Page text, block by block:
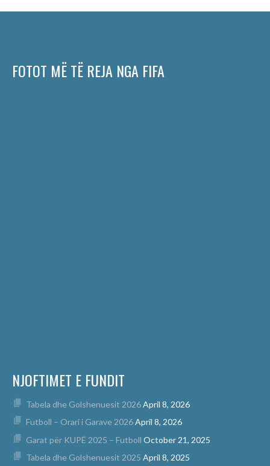
FOTOT MË TË REJA NGA FIFA
NJOFTIMET E FUNDIT
Tabela dhe Golshenuesit 2026April 8, 2026
Futboll – Orari i Garave 2026April 8, 2026
Garat për KUPË 2025 – Futboll October 21, 2025
Tabela dhe Golshenuesit 2025 April 8, 2025